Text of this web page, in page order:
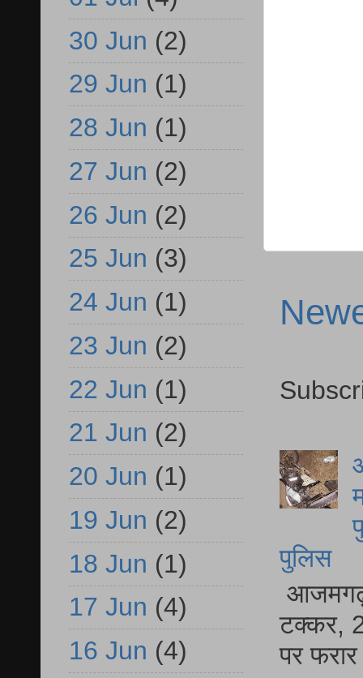
पुलिस
आजमगढ़
टक्कर,
पर
30 Jun (2)
29 Jun (1)
28 Jun (1)
27 Jun (2)
26 Jun (2)
25 Jun (3)
24 Jun (1)
23 Jun (2)
22 Jun (1)
21 Jun (2)
20 Jun (1)
19 Jun (2)
18 Jun (1)
17 Jun (4)
16 Jun (4)